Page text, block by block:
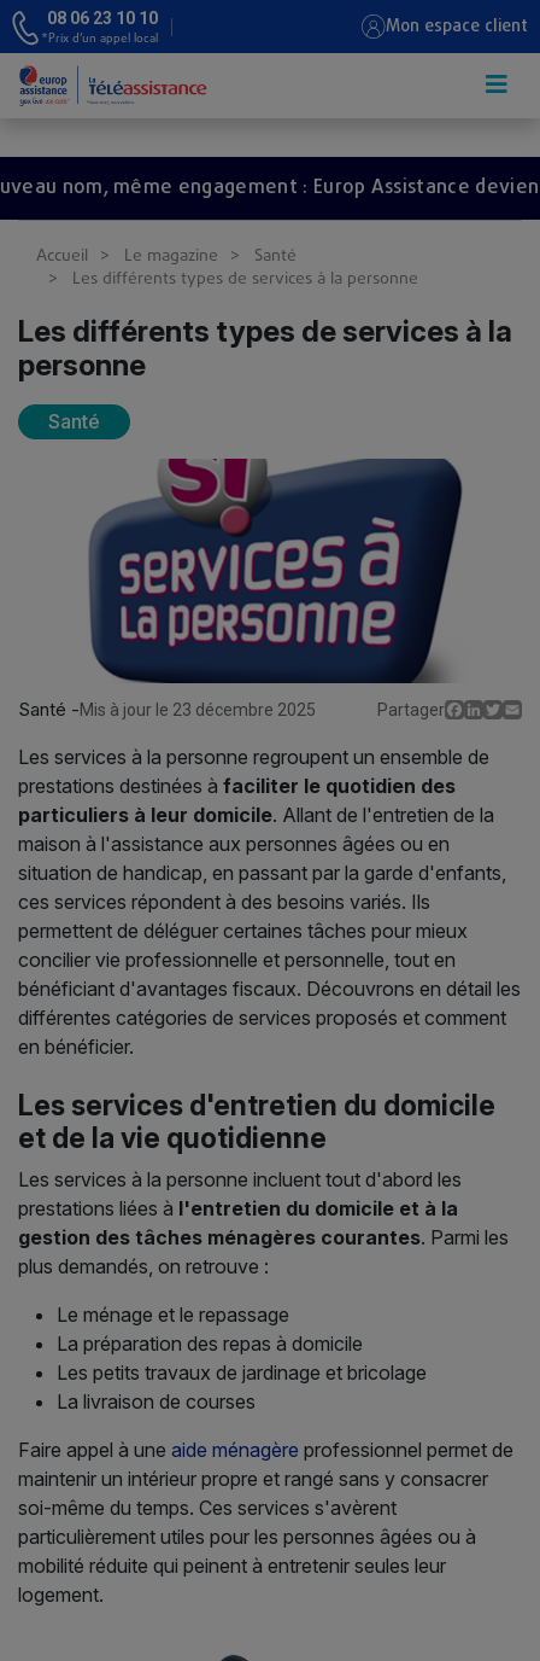
08 06 23 10 10
*Prix d’un appel local Mon espace client
même engagement : Europ Assistance devient
Accueil Le magazine
Santé
Les différents types de services à la personne
Les différents types de services à la
personne
Santé
Santé -Mis à jour le 23 décembre 2025 Partager
Les services à la personne regroupent un ensemble de
prestations destinées à faciliter le quotidien des
particuliers à leur domicile. Allant de l'entretien de la
maison à l'assistance aux personnes âgées ou en
situation de handicap, en passant par la garde d'enfants,
ces services répondent à des besoins variés. Ils
permettent de déléguer certaines tâches pour mieux
concilier vie professionnelle et personnelle, tout en
bénéficiant d'avantages fiscaux. Découvrons en détail les
différentes catégories de services proposés et comment
en bénéficier.
Les services d'entretien du domicile
et de la vie quotidienne
Les services à la personne incluent tout d'abord les
prestations liées à l'entretien du domicile et à la
gestion des tâches ménagères courantes. Parmi les
plus demandés, on retrouve :
Le ménage et le repassage
La préparation des repas à domicile
Les petits travaux de jardinage et bricolage
La livraison de courses
Faire appel à une aide ménagère professionnel permet de
maintenir un intérieur propre et rangé sans y consacrer
soi-même du temps. Ces services s'avèrent
particulièrement utiles pour les personnes âgées ou à
mobilité réduite qui peinent à entretenir seules leur
logement.